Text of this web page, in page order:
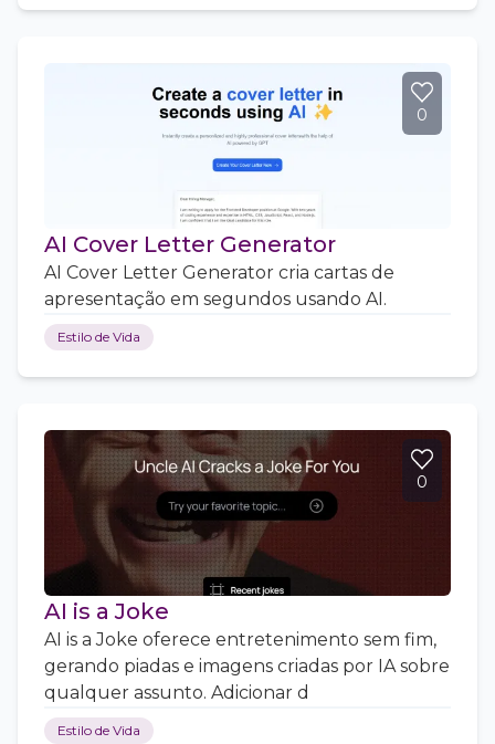
0
AI Cover Letter Generator
AI Cover Letter Generator cria cartas de
apresentação em segundos usando AI.
Estilo de Vida
0
AI is a Joke
AI is a Joke oferece entretenimento sem fim,
gerando piadas e imagens criadas por IA sobre
qualquer assunto. Adicionar d
Estilo de Vida